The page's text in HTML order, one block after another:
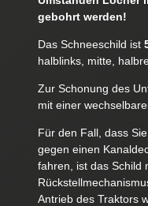
gebohrt werden!
Das Schneeschild ist
halblinks, mitte,
Zur Schonung des
mit einer
Für den Fall, dass
gegen einen
fahren, ist das Schild
Antrieb des Traktors